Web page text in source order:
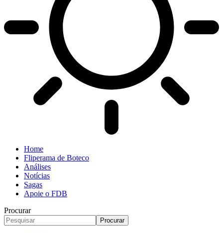
Home
Fliperama de Boteco
Análises
Notícias
Sagas
Apoie o FDB
Procurar